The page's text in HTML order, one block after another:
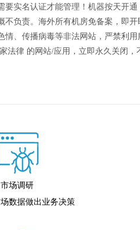
要实名认证才能管理！机器按天开
不负责。海外所有机房免备案，即
情、传播病毒等非法网站，严禁利
法律 的网站/应用，立即永久关闭，
市场调研
数据做出业务决策